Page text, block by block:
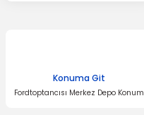
Konuma Git
Fordtoptancısı Merkez Depo Konum